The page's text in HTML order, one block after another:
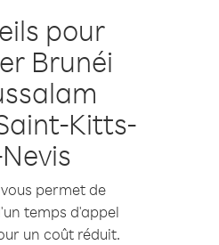
pour
Brunéi
Kitts-
permet de
temps d'appel
un coût réduit.